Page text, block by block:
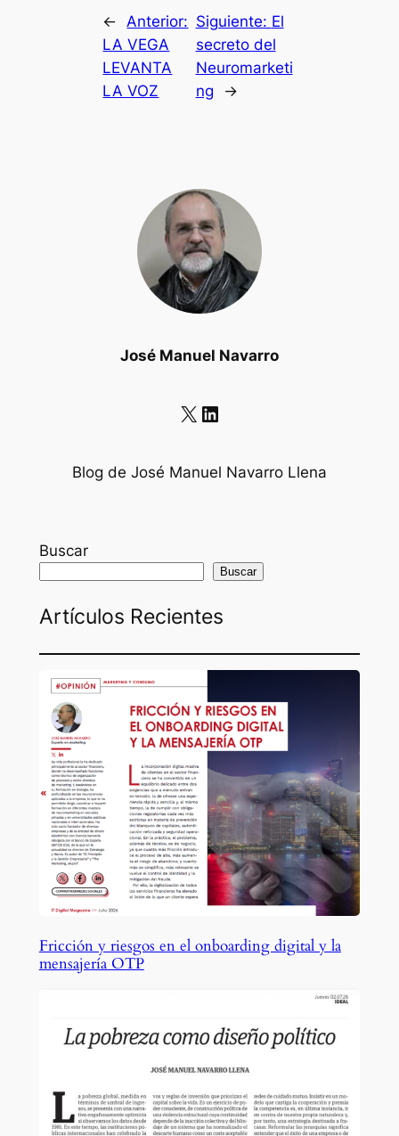
José Manuel Navarro
X LinkedIn
Blog de José Manuel Navarro Llena
←
Anterior:
LA VEGA
LEVANTA
LA VOZ
Siguiente: El
secreto del
Neuromarketi
ng
→
Buscar
Buscar
Artículos Recientes
Fricción y riesgos en el onboarding digital y la
mensajería OTP